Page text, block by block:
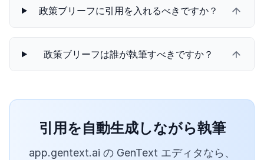
政策ブリーフに引用を入れるべきですか？
政策ブリーフは誰が執筆すべきですか？
引用を自動生成しながら執筆
app.gentext.ai の GenText エディタなら、